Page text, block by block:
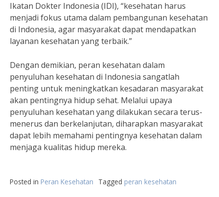
Ikatan Dokter Indonesia (IDI), “kesehatan harus
menjadi fokus utama dalam pembangunan kesehatan
di Indonesia, agar masyarakat dapat mendapatkan
layanan kesehatan yang terbaik.”
Dengan demikian, peran kesehatan dalam
penyuluhan kesehatan di Indonesia sangatlah
penting untuk meningkatkan kesadaran masyarakat
akan pentingnya hidup sehat. Melalui upaya
penyuluhan kesehatan yang dilakukan secara terus-
menerus dan berkelanjutan, diharapkan masyarakat
dapat lebih memahami pentingnya kesehatan dalam
menjaga kualitas hidup mereka.
Posted in Peran Kesehatan Tagged peran kesehatan